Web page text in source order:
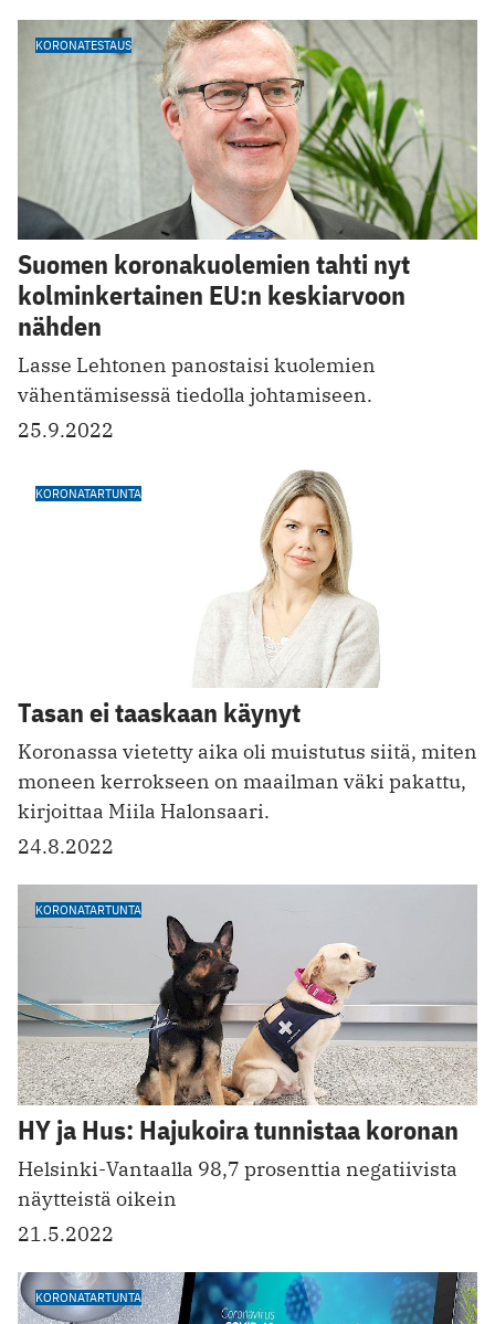
KORONATESTAUS
Suomen koronakuolemien tahti nyt
kolminkertainen EU:n keskiarvoon
nähden
Lasse Lehtonen panostaisi kuolemien
vähentämisessä tiedolla johtamiseen.
25.9.2022
KORONATARTUNTA
Tasan ei taaskaan käynyt
Koronassa vietetty aika oli muistutus siitä, miten
moneen kerrokseen on maailman väki pakattu,
kirjoittaa Miila Halonsaari.
24.8.2022
KORONATARTUNTA
HY ja Hus: Hajukoira tunnistaa koronan
Helsinki-Vantaalla 98,7 prosenttia negatiivista
näytteistä oikein
21.5.2022
KORONATARTUNTA